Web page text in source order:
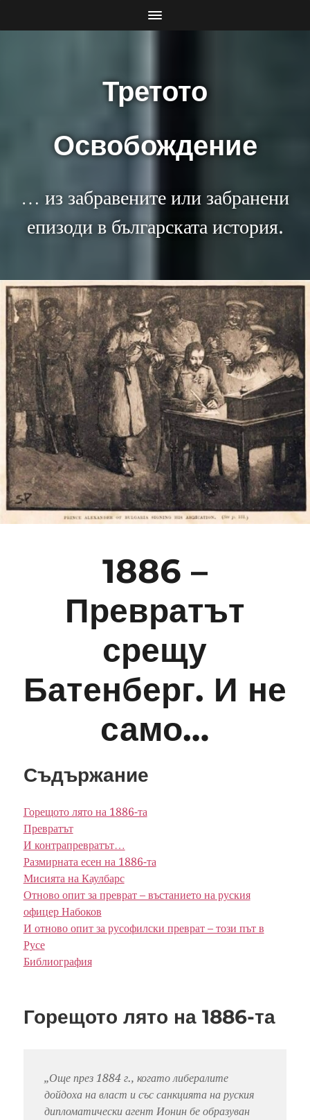
Третото
Освобождение
… из забравените или забранени
епизоди в българската история.
1886 –
Превратът
срещу
Батенберг. И не
само…
Съдържание
Горещото лято на 1886-та
Превратът
И контрапревратът…
Размирната есен на 1886-та
Мисията на Каулбарс
Отново опит за преврат – въстанието на руския
офицер Набоков
И отново опит за русофилски преврат – този път в
Русе
Библиография
Горещото лято на 1886-та
„Още през 1884 г., когато либералите
дойдоха на власт и със санкцията на руския
дипломатически агент Ионин бе образуван